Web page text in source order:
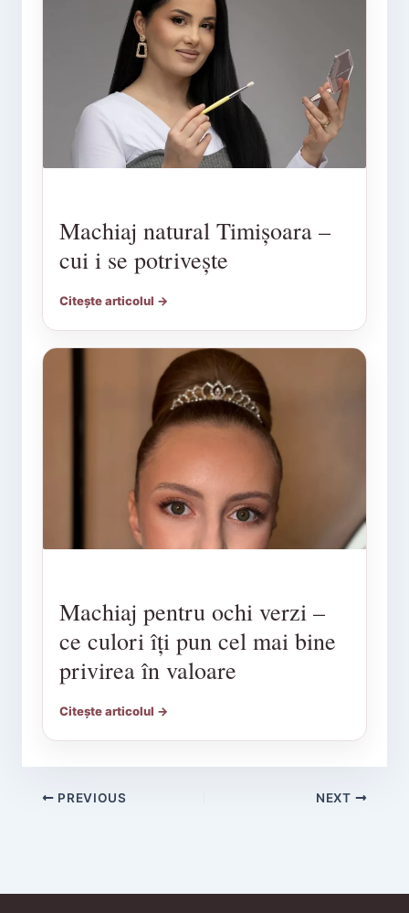
Machiaj natural Timișoara –
cui i se potrivește
Citește articolul →
Machiaj pentru ochi verzi –
ce culori îți pun cel mai bine
privirea în valoare
Citește articolul →
PREVIOUS NEXT